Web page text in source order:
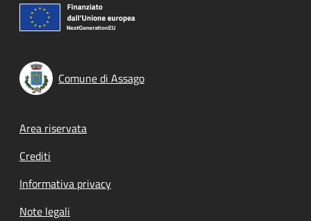
Comune di Assago
Footer menu
Area riservata
Crediti
Informativa privacy
Note legali